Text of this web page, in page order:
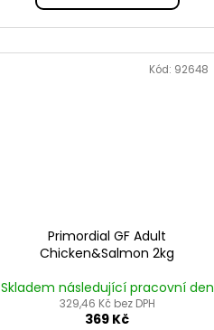
Primordial GF Adult
Chicken&Salmon 2kg
Skladem následující pracovní den
329,46 Kč bez DPH
369 Kč
Kód: 92648